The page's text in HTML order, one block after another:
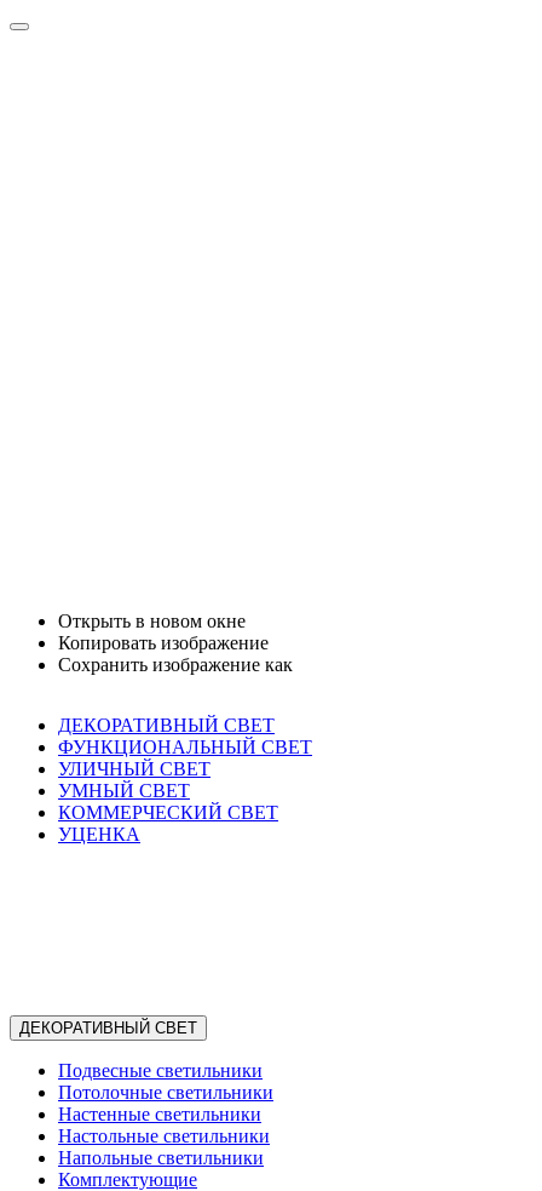
Открыть в новом окне
Копировать изображение
Сохранить изображение как
ДЕКОРАТИВНЫЙ СВЕТ
ФУНКЦИОНАЛЬНЫЙ СВЕТ
УЛИЧНЫЙ СВЕТ
УМНЫЙ СВЕТ
КОММЕРЧЕСКИЙ СВЕТ
УЦЕНКА
ДЕКОРАТИВНЫЙ СВЕТ
Подвесные светильники
Потолочные светильники
Настенные светильники
Настольные светильники
Напольные светильники
Комплектующие